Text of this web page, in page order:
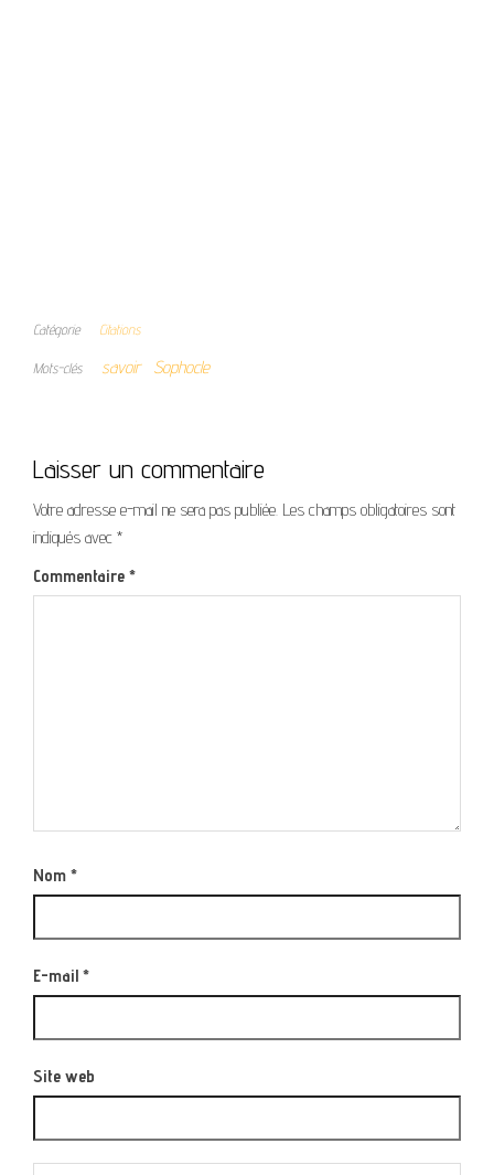
Catégorie Citations
Mots-clés savoir Sophocle
Laisser un commentaire
Votre adresse e-mail ne sera pas publiée. Les champs obligatoires sont
indiqués avec *
Commentaire *
Nom *
E-mail *
Site web